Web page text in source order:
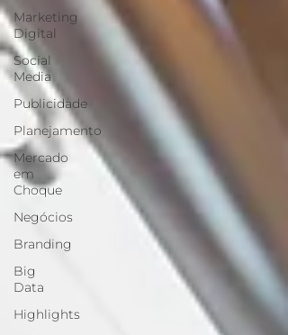
Marketing
Digital
Social
Media
Publicidade
Planejamento
Mercado
em
Choque
Negócios
Branding
Big
Data
Highlights